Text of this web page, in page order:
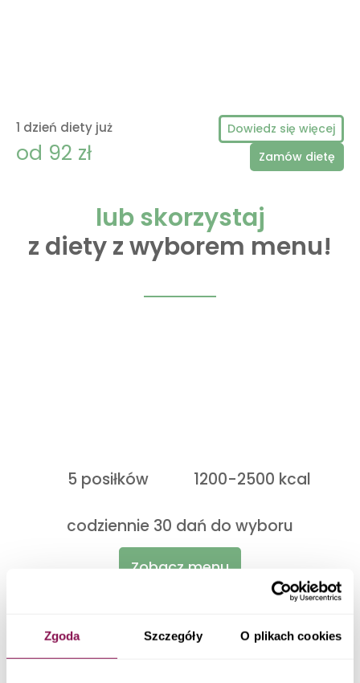
Zgoda Szczegóły O plikach cookies
1 dzień diety już
od 92 zł
Dowiedz się więcej
Zamów dietę
lub skorzystaj
z diety z wyborem menu!
5 posiłków 1200-2500 kcal
codziennie 30 dań do wyboru
Zobacz menu